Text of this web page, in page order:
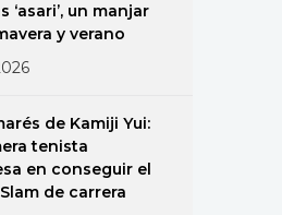
Avisos
‘asari’, un manjar
y verano
de Kamiji Yui:
tenista
en conseguir el
de carrera